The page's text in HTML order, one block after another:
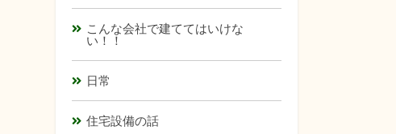
こんな会社で建ててはいけな
い！！
日常
住宅設備の話